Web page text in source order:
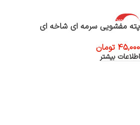
اتمام موجود
ی
پته مفشویی سرمه ای شاخه ای
45,000 تومان
اطلاعات بیشتر